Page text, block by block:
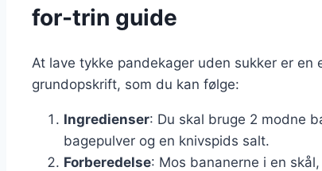
for-trin guide
At lave tykke pandekager uden sukker er
grundopskrift, som du kan følge:
Ingredienser: Du skal bruge 2 modne
bagepulver og en knivspids salt.
Forberedelse: Mos bananerne i en